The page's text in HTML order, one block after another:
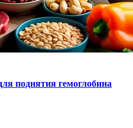
поднятия гемоглобина